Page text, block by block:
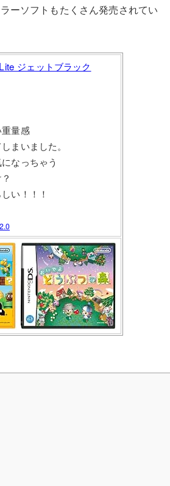
ーソフトもたくさん発売されてい
ジェットブラック
量感
まいました。
なっちゃう
い！！！